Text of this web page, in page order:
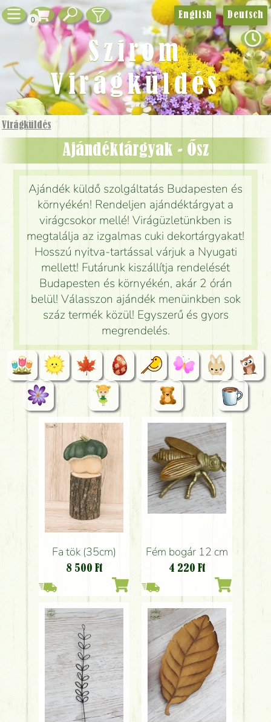
0
Virágküldés
Ajándéktárgyak - Ősz
Ajándék küldő szolgáltatás Budapesten és
környékén! Rendeljen ajándéktárgyat a
virágcsokor mellé! Virágüzletünkben is
megtalálja az izgalmas cuki dekortárgyakat!
Hosszú nyitva-tartással várjuk a Nyugati
mellett! Futárunk kiszállítja rendelését
Budapesten és környékén, akár 2 órán
belül! Válasszon ajándék menüinkben sok
száz termék közül! Egyszerű és gyors
megrendelés.
Fa tök (35cm)
8 500 Ft
Fém bogár 12 cm
4 220 Ft
English Deutsch
Szirom
Virágküldés